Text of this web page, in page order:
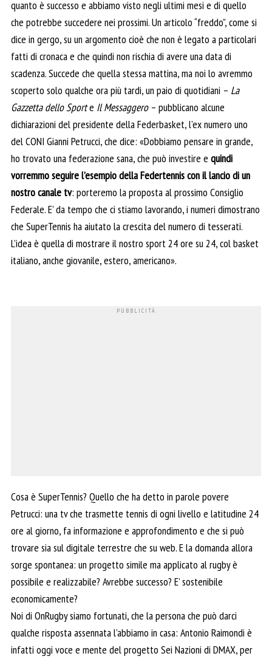
quanto è successo e abbiamo visto negli ultimi mesi e di quello
che potrebbe succedere nei prossimi. Un articolo “freddo”, come si
dice in gergo, su un argomento cioè che non è legato a particolari
fatti di cronaca e che quindi non rischia di avere una data di
scadenza. Succede che quella stessa mattina, ma noi lo avremmo
scoperto solo qualche ora più tardi, un paio di quotidiani – La
Gazzetta dello Sporte Il Messaggero– pubblicano alcune
dichiarazioni del presidente della Federbasket, l’ex numero uno
del CONI Gianni Petrucci, che dice: «Dobbiamo pensare in grande,
ho trovato una federazione sana, che può investire e quindi
vorremmo seguire l’esempio della Federtennis con il lancio di un
nostro canale tv: porteremo la proposta al prossimo Consiglio
Federale. E’ da tempo che ci stiamo lavorando, i numeri dimostrano
che SuperTennis ha aiutato la crescita del numero di tesserati.
L’idea è quella di mostrare il nostro sport 24 ore su 24, col basket
italiano, anche giovanile, estero, americano».
Cosa è SuperTennis? Quello che ha detto in parole povere
Petrucci: una tv che trasmette tennis di ogni livello e latitudine 24
ore al giorno, fa informazione e approfondimento e che si può
trovare sia sul digitale terrestre che su web. E la domanda allora
sorge spontanea: un progetto simile ma applicato al rugby è
possibile e realizzabile? Avrebbe successo? E’ sostenibile
economicamente?
Noi di OnRugby siamo fortunati, che la persona che può darci
qualche risposta assennata l’abbiamo in casa: Antonio Raimondi è
infatti oggi voce e mente del progetto Sei Nazioni di DMAX, per